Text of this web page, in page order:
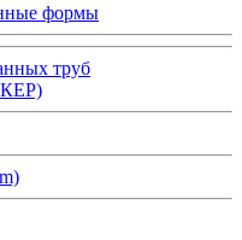
формы
труб